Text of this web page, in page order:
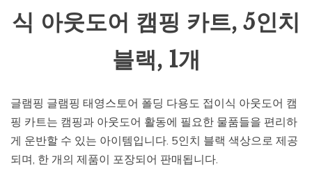
식 아웃도어 캠핑 카트, 5인치
블랙, 1개
글램핑 글램핑 태영스토어 폴딩 다용도 접이식 아웃도어 캠
핑 카트는 캠핑과 아웃도어 활동에 필요한 물품들을 편리하
게 운반할 수 있는 아이템입니다. 5인치 블랙 색상으로 제공
되며, 한 개의 제품이 포장되어 판매됩니다.